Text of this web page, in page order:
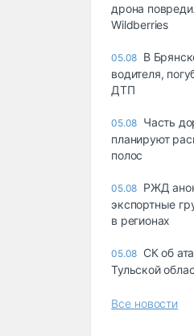
дрона
Wildberries
05.08 В
водителя,
ДТП
05.08 Часть
планируют
полос
05.08 РЖД
экспортные
в регионах
05.08 СК об
Тульской
Все новости